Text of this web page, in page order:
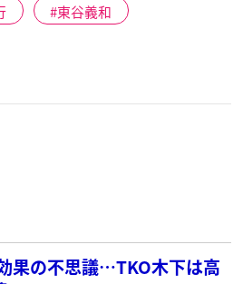
東谷義和
果の不思議…TKO木下は高